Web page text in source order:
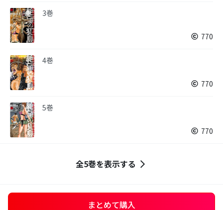
3巻
770
4巻
770
5巻
770
全5巻を表示する
まとめて購入